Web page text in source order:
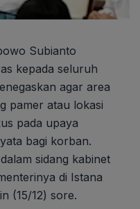
Subianto
kepada seluruh
agar area
pamer atau lokasi
pada upaya
bagi korban.
sidang kabinet
di Istana
(15/12) sore.